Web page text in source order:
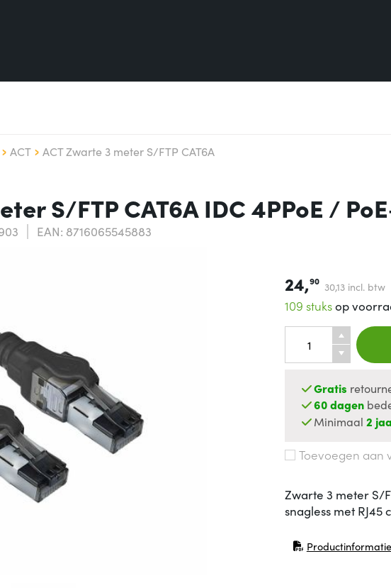
ACT ACT Zwarte 3 meter S/FTP CAT6A
S/FTP CAT6A IDC 4PPoE /
EAN: 8716065545883
24,90 30,13 incl. btw
109 stuksop
Gratis
60 dagen
Minimaal2
Toevoegen aan
Zwarte 3 meter S/
snagless met RJ45
(opent in nieuw